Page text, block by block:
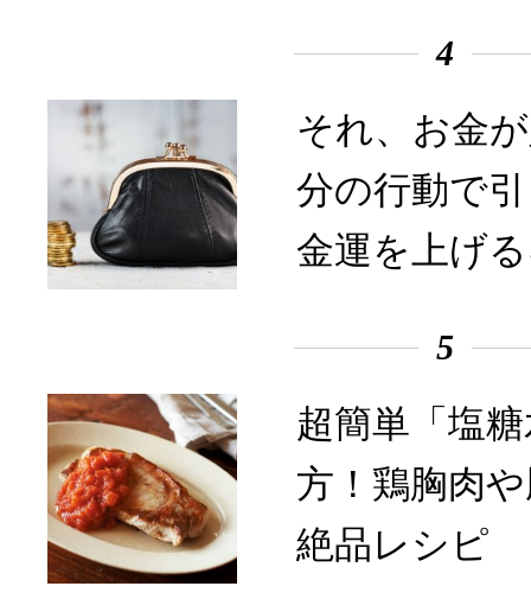
4
それ、お金
分の行動で
金運を上げ
5
超簡単「塩
方！鶏胸肉
絶品レシピ